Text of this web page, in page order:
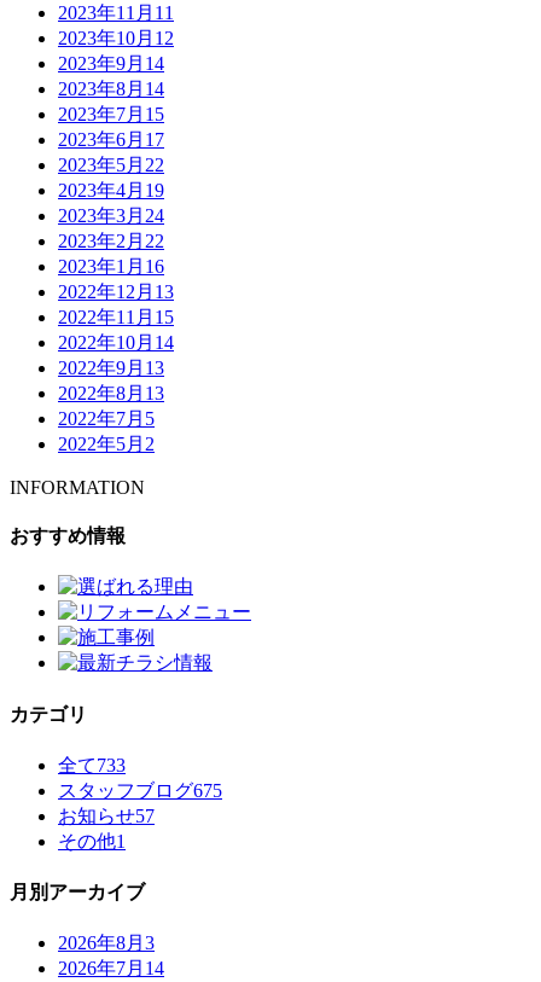
2023年11月 11
2023年10月 12
2023年9月 14
2023年8月 14
2023年7月 15
2023年6月 17
2023年5月 22
2023年4月 19
2023年3月 24
2023年2月 22
2023年1月 16
2022年12月 13
2022年11月 15
2022年10月 14
2022年9月 13
2022年8月 13
2022年7月 5
2022年5月 2
INFORMATION
おすすめ情報
カテゴリ
全て733
スタッフブログ675
お知らせ57
その他1
月別アーカイブ
2026年8月 3
2026年7月 14